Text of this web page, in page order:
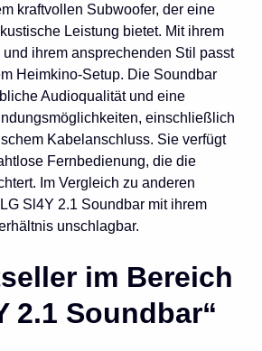
kraftvollen Subwoofer, der eine
Leistung bietet. Mit ihrem
ihrem ansprechenden Stil passt
Heimkino-Setup. Die Soundbar
Audioqualität und eine
einschließlich
Kabelanschluss. Sie verfügt
Fernbedienung, die die
Im Vergleich zu anderen
Sl4Y 2.1 Soundbar mit ihrem
unschlagbar.
im Bereich
2.1 Soundbar“